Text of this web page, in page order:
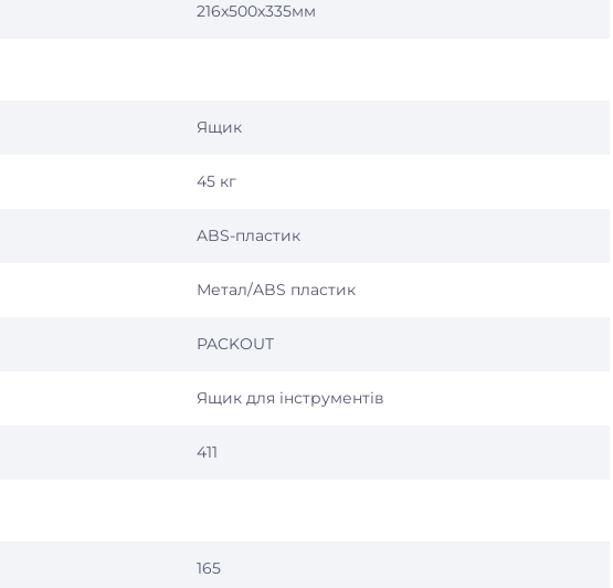
216x500x335мм
Ящик
45 кг
ABS-пластик
Метал/ABS пластик
PACKOUT
Ящик для інструментів
411
165